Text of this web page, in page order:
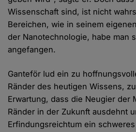
Wissenschaft sind, ist nicht
Bereichen, wie in seinem
der Nanotechnologie, habe man
angefangen.
Ganteför lud ein zu
Ränder des heutigen Wissens,
Erwartung, dass die Neugier der
Ränder in der Zukunft ausdehnt
Erfindungsreichtum ein